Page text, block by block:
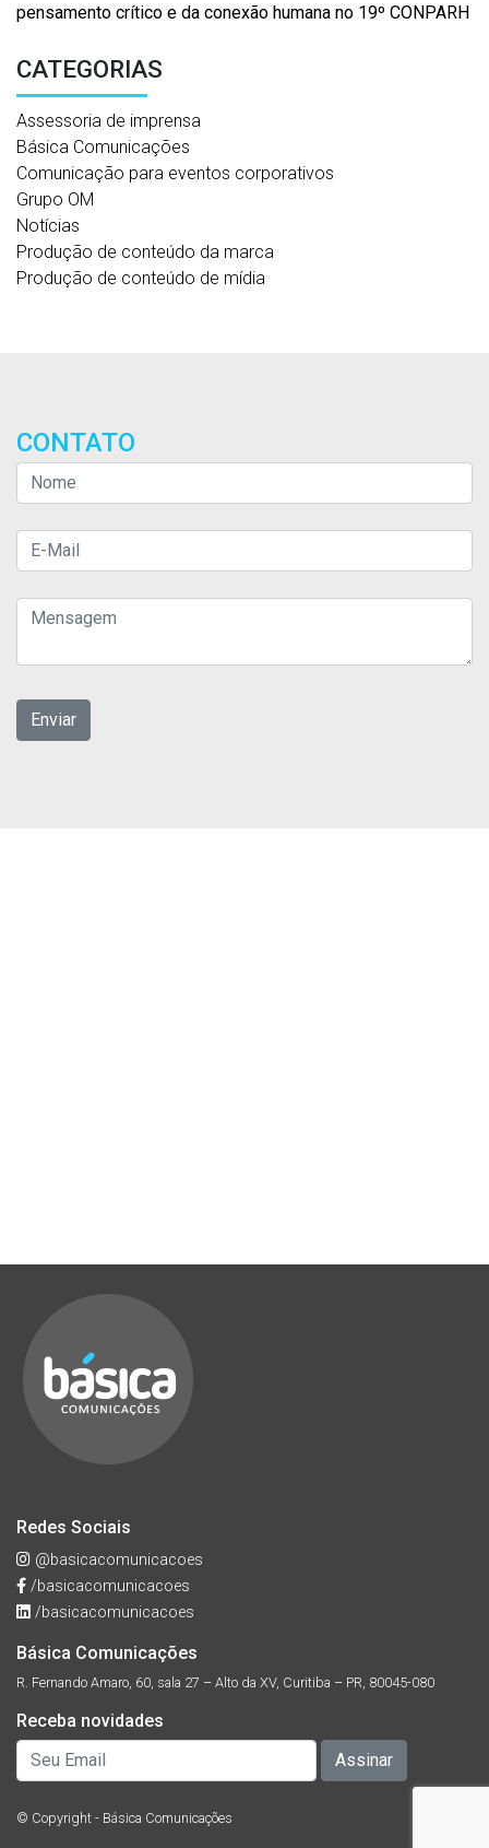
pensamento crítico e da conexão humana no 19º CONPARH
CATEGORIAS
Assessoria de imprensa
Básica Comunicações
Comunicação para eventos corporativos
Grupo OM
Notícias
Produção de conteúdo da marca
Produção de conteúdo de mídia
CONTATO
Redes Sociais
@basicacomunicacoes
/basicacomunicacoes
/basicacomunicacoes
Básica Comunicações
R. Fernando Amaro, 60, sala 27 – Alto da XV, Curitiba – PR, 80045-080
Receba novidades
© Copyright - Básica Comunicações